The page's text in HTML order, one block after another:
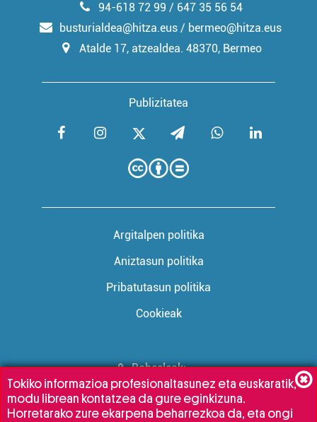
Publizitatea
94-618 72 99 / 647 35 56 54
busturialdea@hitza.eus / bermeo@hitza.eus
Atalde 17, atzealdea. 48370, Bermeo
Argitalpen politika
Aniztasun politika
Pribatutasun politika
Cookieak
Babesleak:
Tokiko informazioa profesionaltasunez eta euskaratik,
modu librean kontatzea da gure eginkizuna.
Horretarako zure ekarpena beharrezkoa da, eta ongi